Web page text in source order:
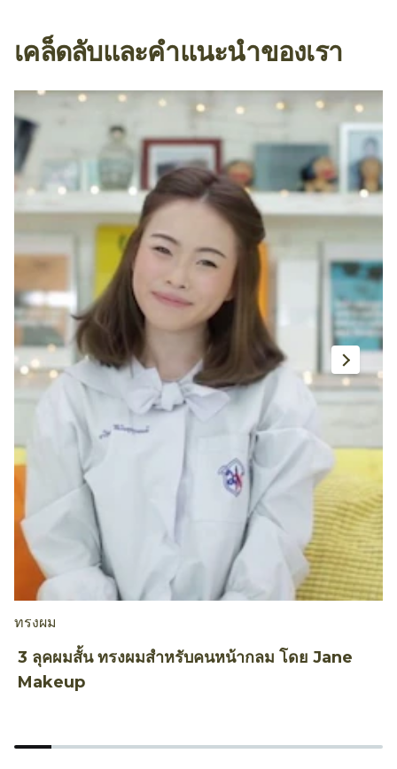
เคล็ดลับและคำแนะนำของเรา
ทรงผม
3 ลุคผมสั้น ทรงผมสำหรับคนหน้ากลม โดย Jane
Makeup